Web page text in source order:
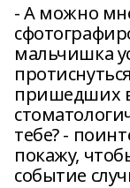
- А можно
мальчишка
пришедших
тебе? -
покажу,
событие